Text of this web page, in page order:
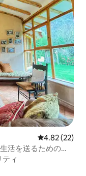
レビュー22
4.82 (22)
活を送るための空
ィ